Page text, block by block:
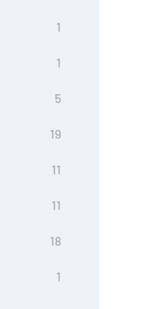
1
1
5
19
11
11
18
1